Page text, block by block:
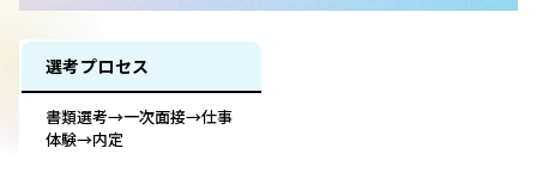
選考プロセス
書類選考→一次面接→仕事
体験→内定